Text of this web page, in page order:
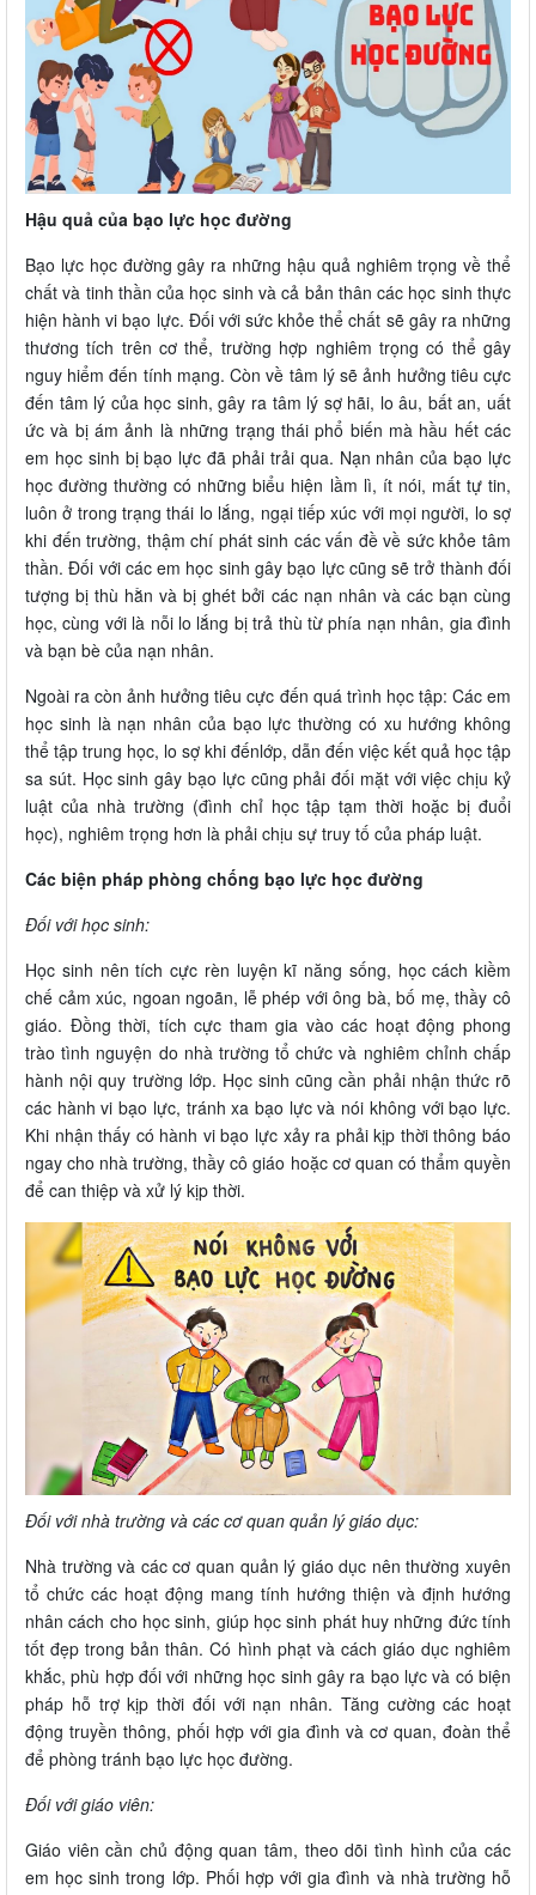
Hậu quả của bạo lực học đường
Bạo lực học đường gây ra những hậu quả nghiêm trọng về thể
chất và tinh thần của học sinh và cả bản thân các học sinh thực
hiện hành vi bạo lực. Đối với sức khỏe thể chất sẽ gây ra những
thương tích trên cơ thể, trường hợp nghiêm trọng có thể gây
nguy hiểm đến tính mạng. Còn về tâm lý sẽ ảnh hưởng tiêu cực
đến tâm lý của học sinh, gây ra tâm lý sợ hãi, lo âu, bất an, uất
ức và bị ám ảnh là những trạng thái phổ biến mà hầu hết các
em học sinh bị bạo lực đã phải trải qua. Nạn nhân của bạo lực
học đường thường có những biểu hiện lầm lì, ít nói, mất tự tin,
luôn ở trong trạng thái lo lắng, ngại tiếp xúc với mọi người, lo sợ
khi đến trường, thậm chí phát sinh các vấn đề về sức khỏe tâm
thần. Đối với các em học sinh gây bạo lực cũng sẽ trở thành đối
tượng bị thù hằn và bị ghét bởi các nạn nhân và các bạn cùng
học, cùng với là nỗi lo lắng bị trả thù từ phía nạn nhân, gia đình
và bạn bè của nạn nhân.
Ngoài ra còn ảnh hưởng tiêu cực đến quá trình học tập: Các em
học sinh là nạn nhân của bạo lực thường có xu hướng không
thể tập trung học, lo sợ khi đếnlớp, dẫn đến việc kết quả học tập
sa sút. Học sinh gây bạo lực cũng phải đối mặt với việc chịu kỷ
luật của nhà trường (đình chỉ học tập tạm thời hoặc bị đuổi
học), nghiêm trọng hơn là phải chịu sự truy tố của pháp luật.
Các biện pháp phòng chống bạo lực học đường
Đối với học sinh:
Học sinh nên tích cực rèn luyện kĩ năng sống, học cách kiềm
chế cảm xúc, ngoan ngoãn, lễ phép với ông bà, bố mẹ, thầy cô
giáo. Đồng thời, tích cực tham gia vào các hoạt động phong
trào tình nguyện do nhà trường tổ chức và nghiêm chỉnh chấp
hành nội quy trường lớp. Học sinh cũng cần phải nhận thức rõ
các hành vi bạo lực, tránh xa bạo lực và nói không với bạo lực.
Khi nhận thấy có hành vi bạo lực xảy ra phải kịp thời thông báo
ngay cho nhà trường, thầy cô giáo hoặc cơ quan có thẩm quyền
để can thiệp và xử lý kịp thời.
Đối với nhà trường và các cơ quan quản lý giáo dục:
Nhà trường và các cơ quan quản lý giáo dục nên thường xuyên
tổ chức các hoạt động mang tính hướng thiện và định hướng
nhân cách cho học sinh, giúp học sinh phát huy những đức tính
tốt đẹp trong bản thân. Có hình phạt và cách giáo dục nghiêm
khắc, phù hợp đối với những học sinh gây ra bạo lực và có biện
pháp hỗ trợ kịp thời đối với nạn nhân. Tăng cường các hoạt
động truyền thông, phối hợp với gia đình và cơ quan, đoàn thể
để phòng tránh bạo lực học đường.
Đối với giáo viên:
Giáo viên cần chủ động quan tâm, theo dõi tình hình của các
em học sinh trong lớp. Phối hợp với gia đình và nhà trường hỗ